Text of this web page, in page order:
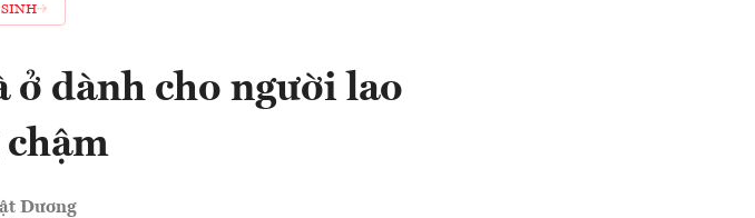
dành cho người lao
Dương